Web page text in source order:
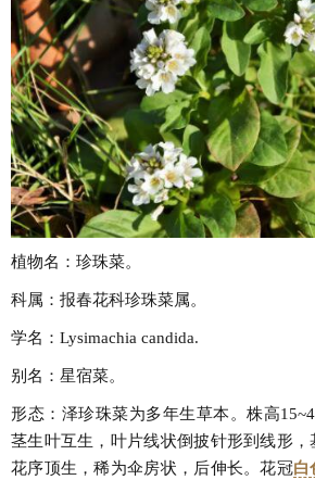
植物名：珍珠菜。
科属：报春花科珍珠菜属。
学名：Lysimachia candida.
别名：星宿菜。
形态：泽珍珠菜为多年生草本。株高
茎生叶互生，叶片线状倒披针形到线形
花序顶生，稀为伞房状，后伸长。花冠白